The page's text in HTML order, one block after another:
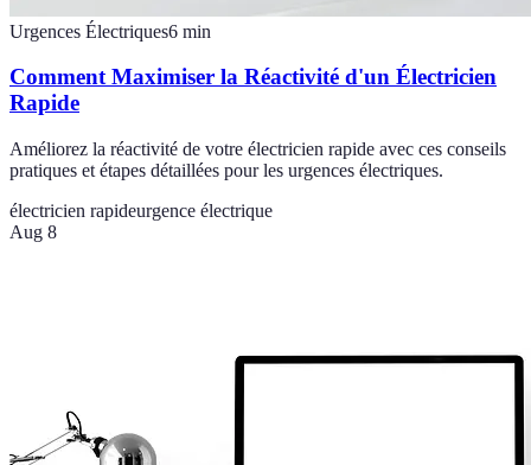
Urgences Électriques6 min
Comment Maximiser la Réactivité d'un Électricien
Rapide
Améliorez la réactivité de votre électricien rapide avec ces conseils
pratiques et étapes détaillées pour les urgences électriques.
électricien rapideurgence électrique
Aug 8